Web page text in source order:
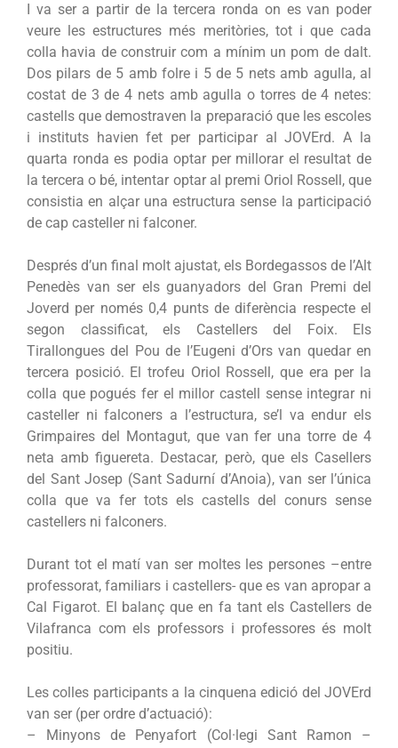
I va ser a partir de la tercera ronda on es van poder
veure les estructures més meritòries, tot i que cada
colla havia de construir com a mínim un pom de dalt.
Dos pilars de 5 amb folre i 5 de 5 nets amb agulla, al
costat de 3 de 4 nets amb agulla o torres de 4 netes:
castells que demostraven la preparació que les escoles
i instituts havien fet per participar al JOVErd. A la
quarta ronda es podia optar per millorar el resultat de
la tercera o bé, intentar optar al premi Oriol Rossell, que
consistia en alçar una estructura sense la participació
de cap casteller ni falconer.
Després d’un final molt ajustat, els Bordegassos de l’Alt
Penedès van ser els guanyadors del Gran Premi del
Joverd per només 0,4 punts de diferència respecte el
segon classificat, els Castellers del Foix. Els
Tirallongues del Pou de l’Eugeni d’Ors van quedar en
tercera posició. El trofeu Oriol Rossell, que era per la
colla que pogués fer el millor castell sense integrar ni
casteller ni falconers a l’estructura, se’l va endur els
Grimpaires del Montagut, que van fer una torre de 4
neta amb figuereta. Destacar, però, que els Casellers
del Sant Josep (Sant Sadurní d’Anoia), van ser l’única
colla que va fer tots els castells del conurs sense
castellers ni falconers.
Durant tot el matí van ser moltes les persones –entre
professorat, familiars i castellers- que es van apropar a
Cal Figarot. El balanç que en fa tant els Castellers de
Vilafranca com els professors i professores és molt
positiu.
Les colles participants a la cinquena edició del JOVErd
van ser (per ordre d’actuació):
– Minyons de Penyafort (Col·legi Sant Ramon –